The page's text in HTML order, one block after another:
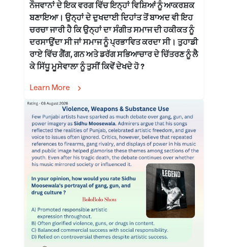
ਨੌਜਵਾਨਾਂ ਦੇ ਇਕ ਵਰਗ ਵਿੱਚ ਇਨ੍ਹਾਂ ਵਿਸ਼ਿਆਂ ਨੂੰ ਆਕਰਸ਼ਕ
ਬਣਾਇਆ। ਉਨ੍ਹਾਂ ਦੇ ਦੁਖਦਾਈ ਦਿਹਾਂਤ ਤੋਂ ਬਾਅਦ ਵੀ ਇਹ
ਚਰਚਾ ਜਾਰੀ ਹੈ ਕਿ ਉਨ੍ਹਾਂ ਦਾ ਸੰਗੀਤ ਸਮਾਜ ਦੀ ਹਕੀਕਤ ਨੂੰ
ਦਰਸਾਉਂਦਾ ਸੀ ਜਾਂ ਸਮਾਜ ਨੂੰ ਪ੍ਰਭਾਵਿਤ ਕਰਦਾ ਸੀ। ਤੁਹਾਡੀ
ਰਾਏ ਵਿੱਚ ਗੈਂਗ, ਗਨ ਅਤੇ ਡਰੱਗ ਸਭਿਆਚਾਰ ਦੇ ਚਿੱਤਰਣ ਨੂੰ ਲੈ
ਕੇ ਸਿੱਧੂ ਮੂਸੇਵਾਲਾ ਨੂੰ ਤੁਸੀਂ ਕਿਵੇਂ ਦੇਖਦੇ ਹੋ ?
Learn More